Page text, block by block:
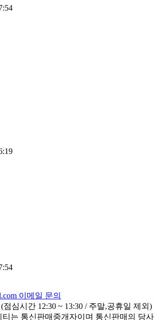
이메일 문의
점심시간 12:30 ~ 13:30 / 주말,공휴일 제외)
는 통신판매중개자이며 통신판매의 당사